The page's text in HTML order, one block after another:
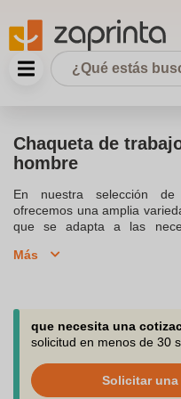
Chaqueta de
hombre
En nuestra selección de
ofrecemos una amplia
que se adapta a las
especialmente en
cumplen con las
protección.Nuestras
varios colores y estilos, lo
calidad como poliéster y
prenda de trabajo
Más
que necesita una
solicitud en menos de 30
Solicitar